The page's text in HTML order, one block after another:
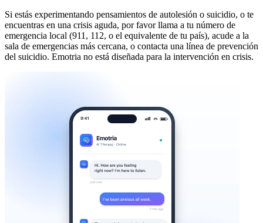
Si estás experimentando pensamientos de autolesión o suicidio, o te
encuentras en una crisis aguda, por favor llama a tu número de
emergencia local (911, 112, o el equivalente de tu país), acude a la
sala de emergencias más cercana, o contacta una línea de prevención
del suicidio. Emotria no está diseñada para la intervención en crisis.